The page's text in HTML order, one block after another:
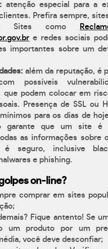
atenção especial para a
Prefira sempre,
Sites como
e redes sociais
importantes sobre um
além da reputação, é
possíveis
que podem colocar em
Presença de SSL ou
para os dias de
garante que um site é
as informações sobre
é seguro, inclusive
e phishing.
on-line?
comprar em sites
Fique antento! Se
um produto por um
você deve desconfiar;